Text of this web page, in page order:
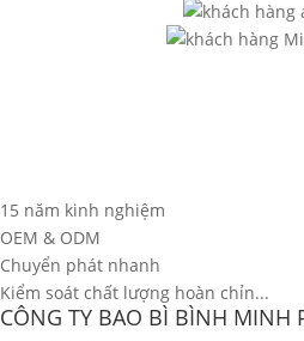
15 năm kinh nghiệm
OEM & ODM
Chuyển phát nhanh
Kiểm soát chất lượng hoàn chỉn...
CÔNG TY BAO BÌ BÌNH MINH